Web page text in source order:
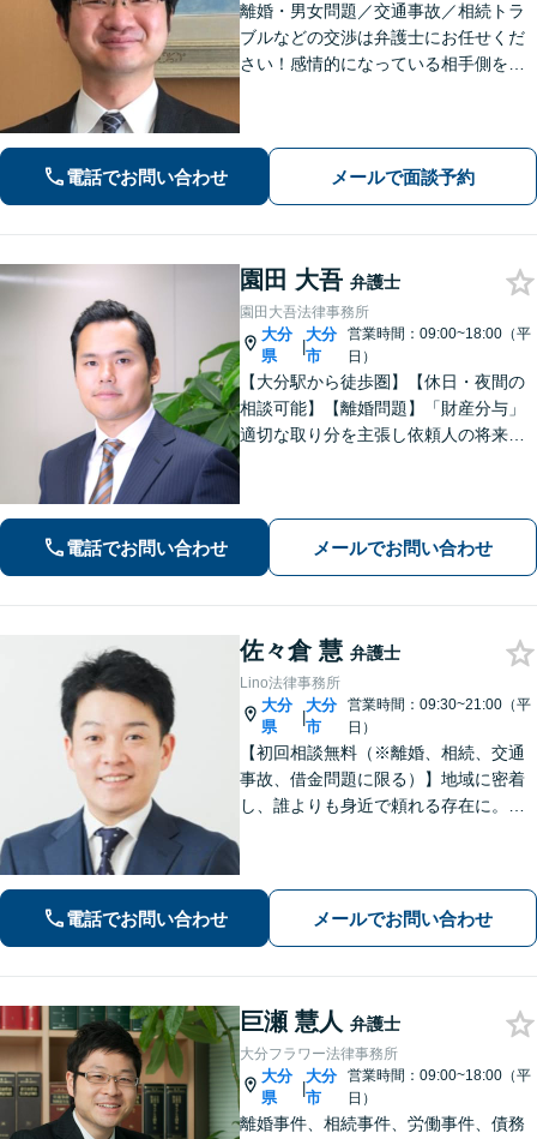
離婚・男女問題／交通事故／相続トラ
ブルなどの交渉は弁護士にお任せくだ
さい！感情的になっている相手側を冷
ヒアリングします。
電話でお問い合わせ メールで面談予約
園田 大吾 弁護士
園田大吾法律事務所
大分
県
|
大分
市
営業時間：09:00~18:00（平
日）
【大分駅から徒歩圏】【休日・夜間の
相談可能】【離婚問題】「財産分与」
適切な取り分を主張し依頼人の将来を
どお任せください
電話でお問い合わせ メールでお問い合わせ
佐々倉 慧 弁護士
Lino法律事務所
大分
県
|
大分
市
営業時間：09:30~21:00（平
日）
【初回相談無料（※離婚、相続、交通
事故、借金問題に限る）】地域に密着
し、誰よりも身近で頼れる存在に。
動産の絡む相談問題はお任せください
電話でお問い合わせ メールでお問い合わせ
巨瀬 慧人 弁護士
大分フラワー法律事務所
大分
県
|
大分
市
営業時間：09:00~18:00（平
日）
離婚事件、相続事件、労働事件、債務